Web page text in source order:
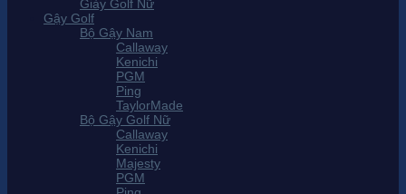
Giày Golf Nữ
Gậy Golf
Bộ Gậy Nam
Callaway
Kenichi
PGM
Ping
TaylorMade
Bộ Gậy Golf Nữ
Callaway
Kenichi
Majesty
PGM